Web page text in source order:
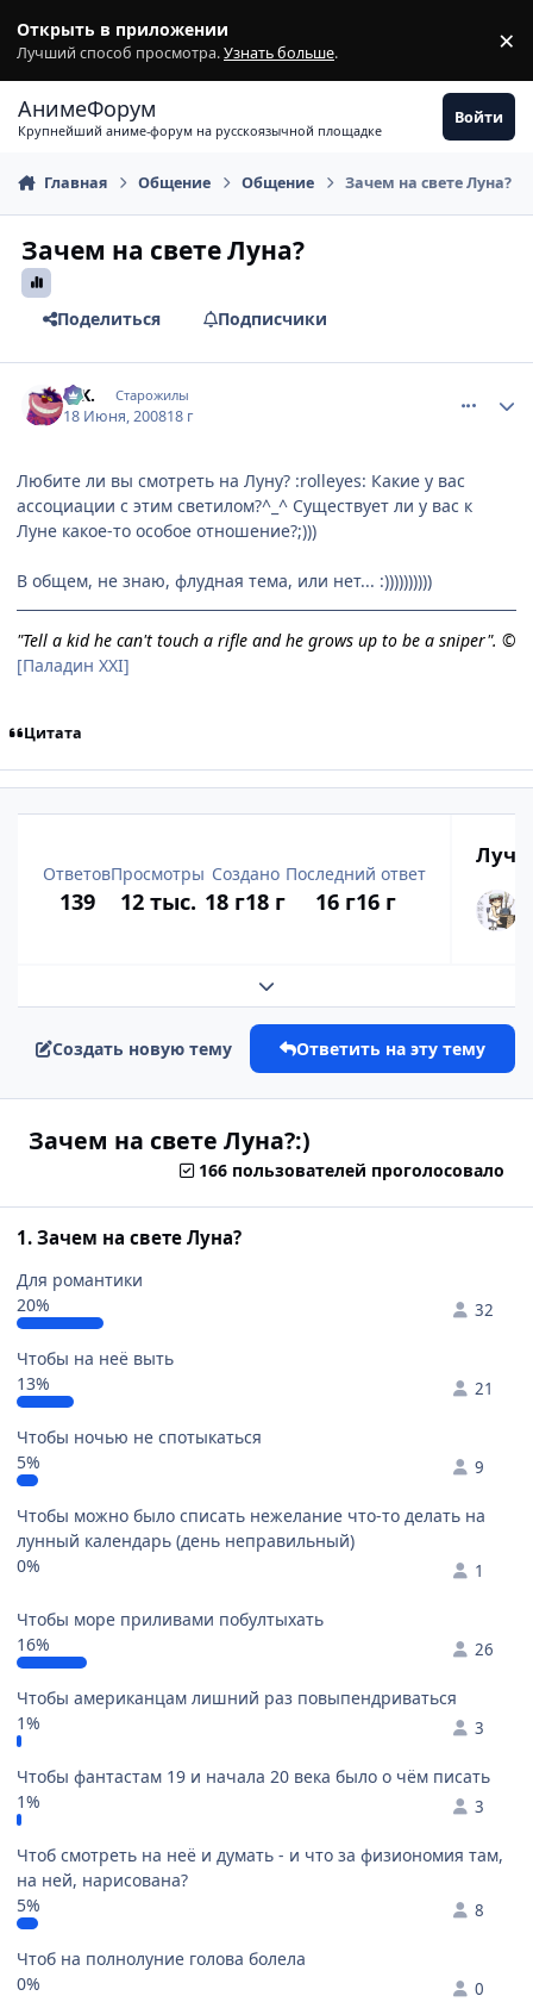
Открыть в приложении
Лучший способ просмотра.Узнать больше. ×
АнимеФорум
Крупнейший аниме-форум на русскоязычной площадке
Войти
Главная Общение Общение Зачем на свете Луна?
Зачем на свете Луна?
Поделиться Подписчики
G.K. Старожилы
18 Июня, 200818 г
Любите ли вы смотреть на Луну? :rolleyes: Какие у вас
ассоциации с этим светилом?^_^ Существует ли у вас к
Луне какое-то особое отношение?;)))
В общем, не знаю, флудная тема, или нет... :))))))))))
"Tell a kid he can't touch a rifle and he grows up to be a sniper". ©
[Паладин XXI]
Цитата
Ответов
139
Просмотры
12 тыс.
Создано
18 г18 г
Последний ответ
16 г16 г
Развернуть обзор темы
Создать новую тему Ответить на эту тему
Зачем на свете Луна?:)
166 пользователей проголосовало
1. Зачем на свете Луна?
Для романтики
20%
32
Чтобы на неё выть
13%
21
Чтобы ночью не спотыкаться
5%
9
Чтобы можно было списать нежелание что-то делать на
лунный календарь (день неправильный)
0%
1
Чтобы море приливами побултыхать
16%
26
Чтобы американцам лишний раз повыпендриваться
1%
3
Чтобы фантастам 19 и начала 20 века было о чём писать
1%
3
Чтоб смотреть на неё и думать - и что за физиономия там,
на ней, нарисована?
5%
8
Чтоб на полнолуние голова болела
0%
0